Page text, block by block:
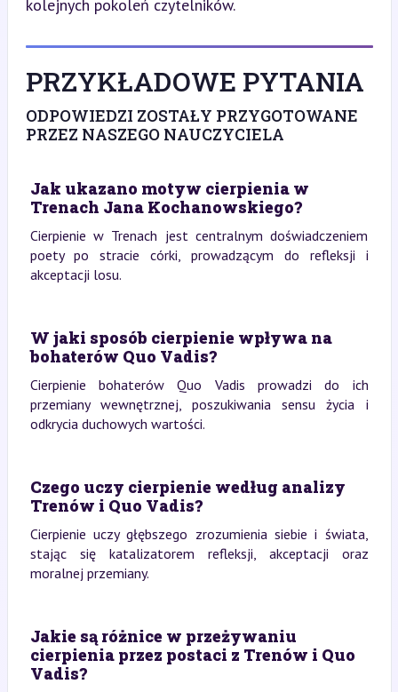
kolejnych pokoleń czytelników.
PRZYKŁADOWE PYTANIA
ODPOWIEDZI ZOSTAŁY PRZYGOTOWANE
PRZEZ NASZEGO NAUCZYCIELA
Jak ukazano motyw cierpienia w
Trenach Jana Kochanowskiego?
Cierpienie w Trenach jest centralnym doświadczeniem
poety po stracie córki, prowadzącym do refleksji i
akceptacji losu.
W jaki sposób cierpienie wpływa na
bohaterów Quo Vadis?
Cierpienie bohaterów Quo Vadis prowadzi do ich
przemiany wewnętrznej, poszukiwania sensu życia i
odkrycia duchowych wartości.
Czego uczy cierpienie według analizy
Trenów i Quo Vadis?
Cierpienie uczy głębszego zrozumienia siebie i świata,
stając się katalizatorem refleksji, akceptacji oraz
moralnej przemiany.
Jakie są różnice w przeżywaniu
cierpienia przez postaci z Trenów i Quo
Vadis?